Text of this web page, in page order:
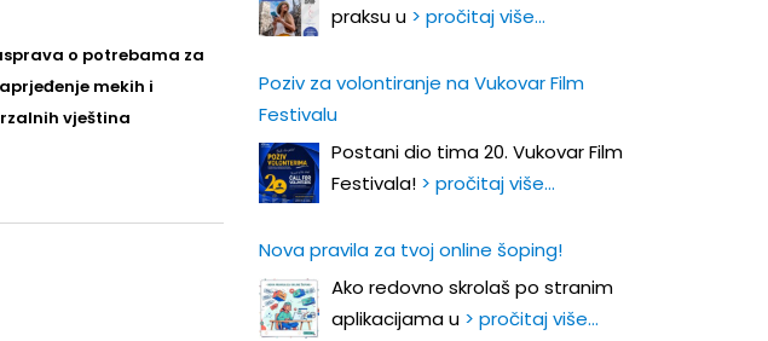
o potrebama za
mekih i
vještina
praksu u > pročitaj više…
Poziv za volontiranje na Vukovar Film
Festivalu
Postani dio tima 20. Vukovar Film
Festivala! > pročitaj više…
Nova pravila za tvoj online šoping!
Ako redovno skrolaš po stranim
aplikacijama u > pročitaj više…